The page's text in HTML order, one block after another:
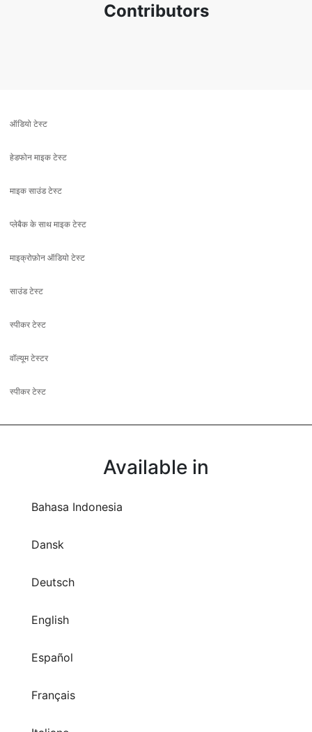
Contributors
ऑडियो टेस्ट
हेडफोन माइक टेस्ट
माइक साउंड टेस्ट
प्लेबैक के साथ माइक टेस्ट
माइक्रोफ़ोन ऑडियो टेस्ट
साउंड टेस्ट
स्पीकर टेस्ट
वॉल्यूम टेस्टर
स्पीकर टेस्ट
Available in
Bahasa Indonesia
Dansk
Deutsch
English
Español
Français